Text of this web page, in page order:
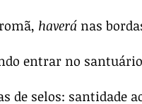
romã, haverá nas
entrar no
de selos: santidade